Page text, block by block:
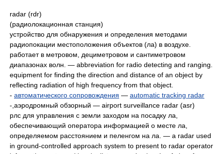
radar (rdr)
(радиолокационная станция)
устройство для обнаружения и определения методами
радиопокации местоположения объектов (ла) в воздухе.
работает в метровом, дециметровом и сантиметровом
диапазонах волн. — abbreviation for radio detecting and ranging.
equipment for finding the direction and distance of an object by
reflecting radiation of high frequency from that object.
- автоматического сопровождения — automatic tracking radar
-,аэродромный обзорный — airport surveillance radar (asr)
рлс для управления с земли заходом на посадку ла,
обеспечивающий оператора информацией о месте ла,
определяемом расстоянием и пеленгом на ла. — а radar used
in ground-сопtrolled approach system to present to radar operator